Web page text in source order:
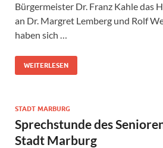
Bürgermeister Dr. Franz Kahle das
an Dr. Margret Lemberg und Rolf
haben sich …
WEITERLESEN
STADT MARBURG
Sprechstunde des
Stadt Marburg